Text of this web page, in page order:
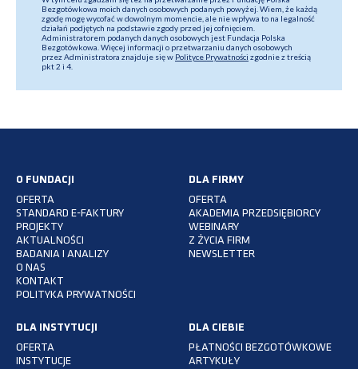
Bezgotówkowa moich danych osobowych podanych powyżej. Wiem, że każdą
zgodę mogę wycofać w dowolnym momencie, ale nie wpływa to na legalność
działań podjętych na podstawie zgody przed jej cofnięciem.
Administratorem podanych danych osobowych jest Fundacja Polska
Bezgotówkowa. Więcej informacji o przetwarzaniu danych osobowych
przez Administratora znajduje się w Polityce Prywatności zgodnie z treścią
pkt 2 i 4.
O FUNDACJI
OFERTA
STANDARD E-FAKTURY
PROJEKTY
AKTUALNOŚCI
BADANIA I ANALIZY
O NAS
KONTAKT
POLITYKA PRYWATNOŚCI
DLA FIRMY
OFERTA
AKADEMIA PRZEDSIĘBIORCY
WEBINARY
Z ŻYCIA FIRM
NEWSLETTER
DLA INSTYTUCJI
OFERTA
INSTYTUCJE
DLA CIEBIE
PŁATNOŚCI BEZGOTÓWKOWE
ARTYKUŁY